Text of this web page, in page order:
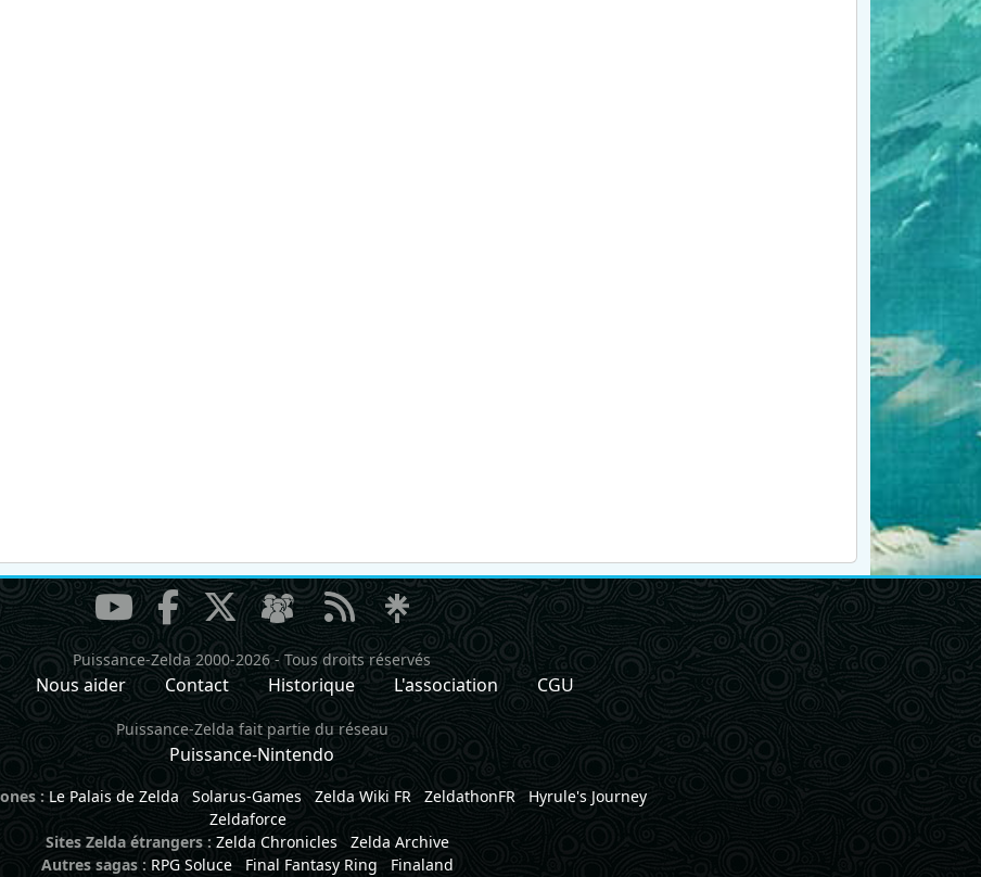
Puissance-Zelda 2000-2026- Tous droits réservés
Nous aider Contact Historique L'association CGU
Puissance-Zelda fait partie du réseau
Puissance-Nintendo
: Le Palais de Zelda Solarus-Games Zelda Wiki FR ZeldathonFR
Hyrule's Journey
Zeldaforce
Sites Zelda étrangers : Zelda Chronicles
Zelda Archive
Autres sagas : RPG Soluce Final Fantasy Ring Finaland